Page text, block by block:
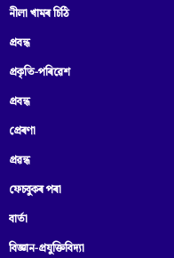
নীলা খামৰ চিঠি
প্রবন্ধ
প্ৰকৃতি-পৰিৱেশ
প্ৰবন্ধ
প্ৰেৰণা
প্ৰৱন্ধ
ফেচবুকৰ পৰা
বাৰ্তা
বিজ্ঞান-প্রযুক্তিবিদ্যা